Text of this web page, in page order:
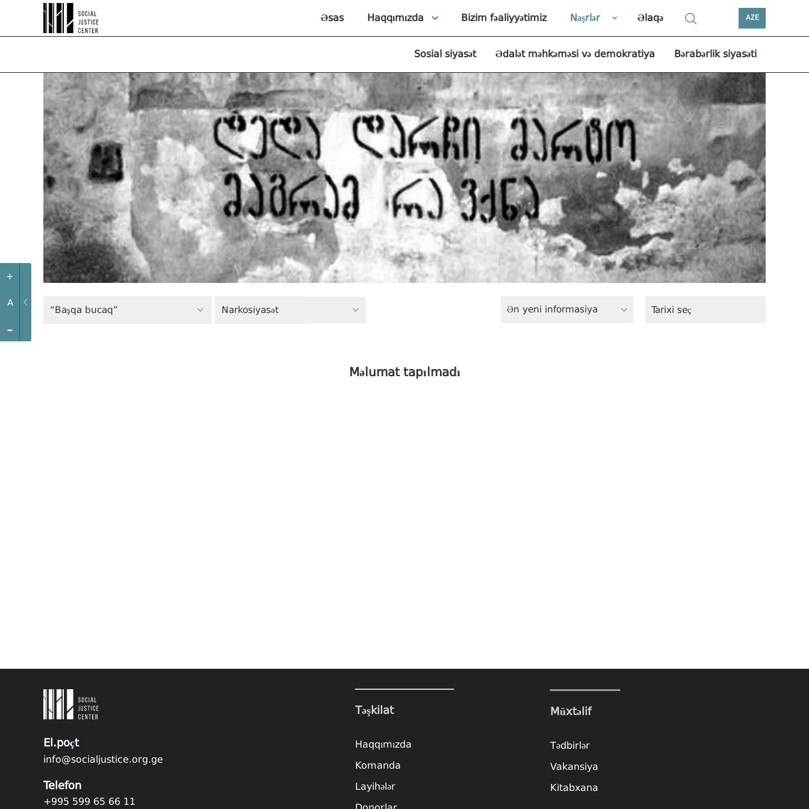
+
A
-
Əsas Haqqımızda Bizim fəaliyyətimiz Nəşrlər Əlaqə AZE
Sosial siyasət Ədalət məhkəməsi və demokratiya Bərabərlik siyasəti
“Başqa bucaq” Narkosiyasət Ən yeni informasiya
Məlumat tapılmadı
El.poçt
info@socialjustice.org.ge
Telefon
+995 599 65 66 11
Təşkilat
Haqqımızda
Komanda
Layihələr
Müxtəlif
Tədbirlər
Vakansiya
Kitabxana